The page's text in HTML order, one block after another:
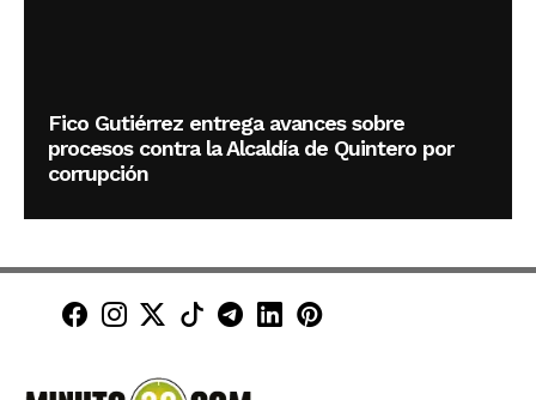
Fico Gutiérrez entrega avances sobre
procesos contra la Alcaldía de Quintero por
corrupción
Minuto30 en Facebook
Minuto30 en Instagram
Minuto30 en X (Twitter)
Minuto30 en TikTok
Canal de Minuto30 en
Minuto30 en LinkedIn
Minuto30 en